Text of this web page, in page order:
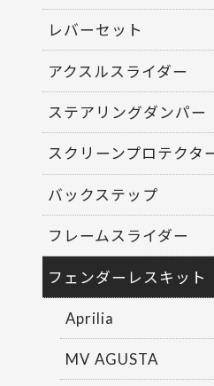
レバーセット
アクスルスライダー
ステアリングダンパー
スクリーンプロテクタ
バックステップ
フレームスライダー
フェンダーレスキット
Aprilia
MV AGUSTA